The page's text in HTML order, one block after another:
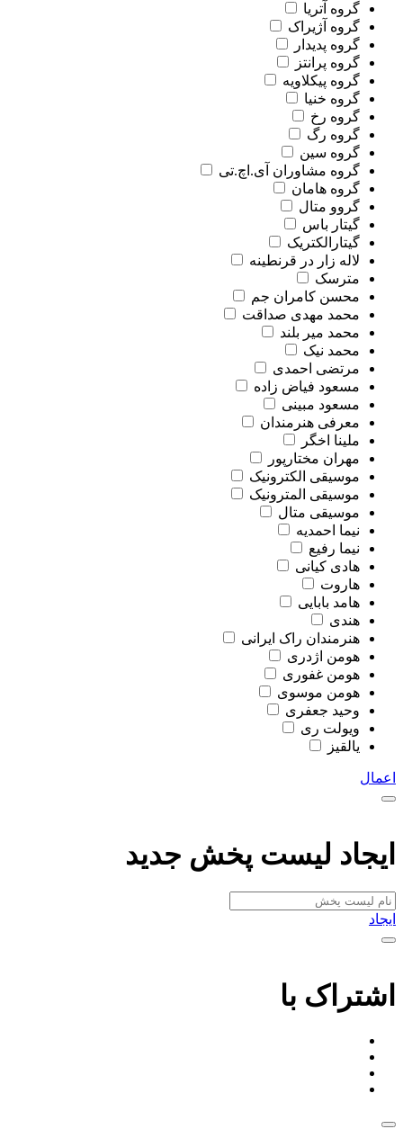
گروه آتریا
گروه آژیراک
گروه پدیدار
گروه پرانتز
گروه پیکلاویه
گروه خنیا
گروه رخ
گروه رگ
گروه سین
گروه مشاوران آی.اچ.تی
گروه هامان
گروو متال
گیتار باس
گیتارالکتریک
لاله زار در قرنطینه
مترسک
محسن کامران جم
محمد مهدی صداقت
محمد میر بلند
محمد نیک
مرتضی احمدی
مسعود فیاض زاده
مسعود مبینی
معرفی هنرمندان
ملینا اخگر
مهران مختارپور
موسیقی الکترونیک
موسیقی المترونیک
موسیقی متال
نیما احمدیه
نیما رفیع
هادی کیانی
هاروت
هامد بابایی
هندی
هنرمندان راک ایرانی
هومن اژدری
هومن غفوری
هومن موسوی
وحید جعفری
ویولت ری
یالقیز
اعمال
ایجاد لیست پخش جدید
ایجاد
اشتراک با